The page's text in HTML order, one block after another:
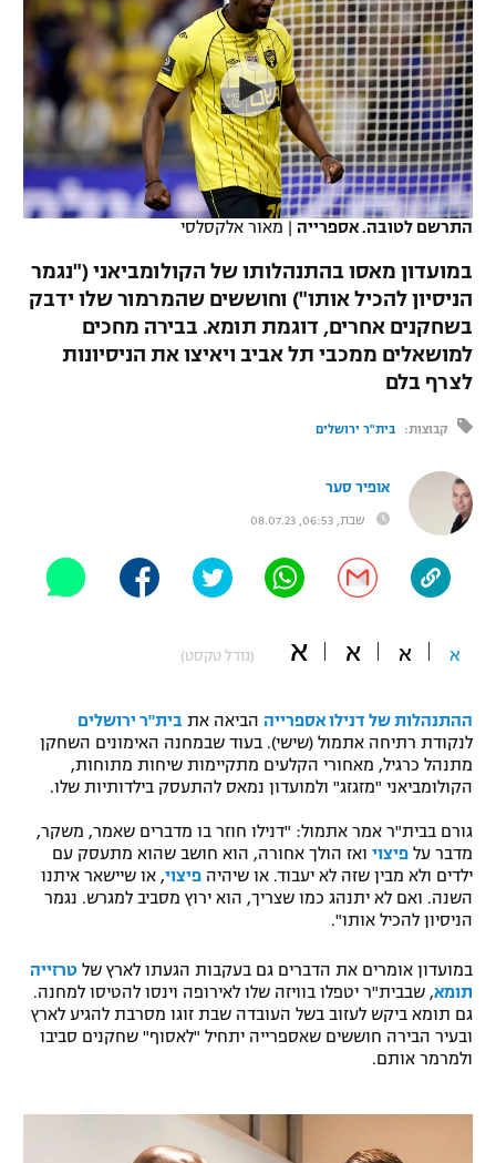
VOD
רץ ברשת
תוצאות
לוח שידורים
ברחבה
"מחצית בשכונה" – פודקאסט
משתתפים וזוכים בפרסים
תקנון משתתפים וזוכים בפרסים
תקנון עבור פעילות אלקטרה
תקנון עבור פעילות ספורט 1 – "מרלן"
גיימינג E-Sports
תנאי שימוש
מדיניות פרטיות
תקנון פעילות ספורט 1
רשיון להקרנה פומבית לבית עסק
נבחרת ישראל
מכבי חיפה
בית"ר ירושלים
מכבי תל אביב
הפועל חיפה
הפועל באר שבע
ליגה ספרדית
ליגה איטלקית
ליגה צרפתית
ליגה הולנדית
ליגה טורקית
ליגה ברזילאית
ליגות נוספות
כדורסל נשים
מכבי תל אביב
הפועל חולון
הפועל ירושלים
דני אבדיה
יורוליג
יורוקאפ
טניס
כדוריד
כדורעף
שחייה
ג'ודו
אגרוף
ספורט אולימפי
UFC
היאבקות WWE
ספורט מוטורי
כדורמים
בייסבול MLB
אומנויות לחימה
גיימינג E-Sports
התרשם לטובה. אספרייה | מאור אלקסלסי
במועדון מאסו בהתנהלותו של הקולומביאני ("נגמר
הניסיון להכיל אותו") וחוששים שהמרמור שלו ידבק
בשחקנים אחרים, דוגמת תומא. בבירה מחכים
למושאלים ממכבי תל אביב ויאיצו את הניסיונות
לצרף בלם
קבוצות: בית"ר ירושלים
אופיר סער
שבת, 06:53, 08.07.23
א א א א (גודל טקסט)
ההתנהלות של דנילו אספרייה הביאה את בית"ר ירושלים
לנקודת רתיחה אתמול (שישי). בעוד שבמחנה האימונים השחקן
מתנהל כרגיל, מאחורי הקלעים מתקיימות שיחות מתוחות,
הקולומביאני "מזגזג" ולמועדון נמאס להתעסק בילדותיות שלו.
גורם בבית"ר אמר אתמול: "דנילו חוזר בו מדברים שאמר, משקר,
מדבר על פיצוי ואז הולך אחורה, הוא חושב שהוא מתעסק עם
ילדים ולא מבין שזה לא יעבוד. או שיהיה פיצוי, או שיישאר איתנו
השנה. ואם לא יתנהג כמו שצריך, הוא ירוץ מסביב למגרש. נגמר
הניסיון להכיל אותו".
במועדון אומרים את הדברים גם בעקבות הגעתו לארץ של טרזייה
תומא, שבבית"ר יטפלו בוויזה שלו לאירופה וינסו להטיסו למחנה.
גם תומא ביקש לעזוב בשל העובדה שבת זוגו מסרבת להגיע לארץ
ובעיר הבירה חוששים שאספרייה יתחיל "לאסוף" שחקנים סביבו
ולמרמר אותם.